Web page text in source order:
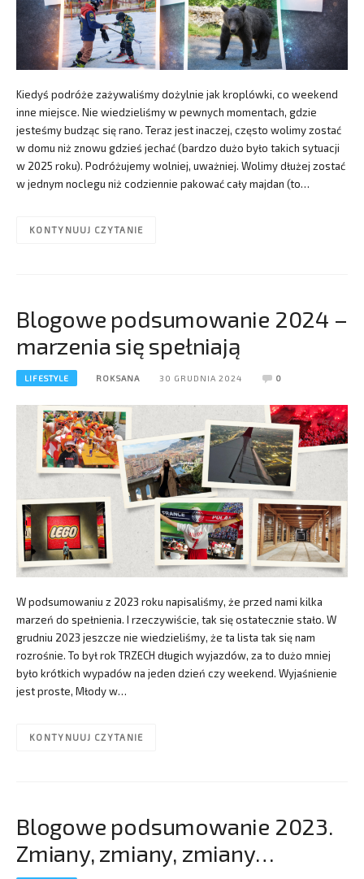
Kiedyś podróże zażywaliśmy dożylnie jak kroplówki, co weekend
inne miejsce. Nie wiedzieliśmy w pewnych momentach, gdzie
jesteśmy budząc się rano. Teraz jest inaczej, często wolimy zostać
w domu niż znowu gdzieś jechać (bardzo dużo było takich sytuacji
w 2025 roku). Podróżujemy wolniej, uważniej. Wolimy dłużej zostać
w jednym noclegu niż codziennie pakować cały majdan (to…
KONTYNUUJ CZYTANIE
Blogowe podsumowanie 2024 –
marzenia się spełniają
LIFESTYLE ROKSANA 30 GRUDNIA 2024 0
W podsumowaniu z 2023 roku napisaliśmy, że przed nami kilka
marzeń do spełnienia. I rzeczywiście, tak się ostatecznie stało. W
grudniu 2023 jeszcze nie wiedzieliśmy, że ta lista tak się nam
rozrośnie. To był rok TRZECH długich wyjazdów, za to dużo mniej
było krótkich wypadów na jeden dzień czy weekend. Wyjaśnienie
jest proste, Młody w…
KONTYNUUJ CZYTANIE
Blogowe podsumowanie 2023.
Zmiany, zmiany, zmiany…